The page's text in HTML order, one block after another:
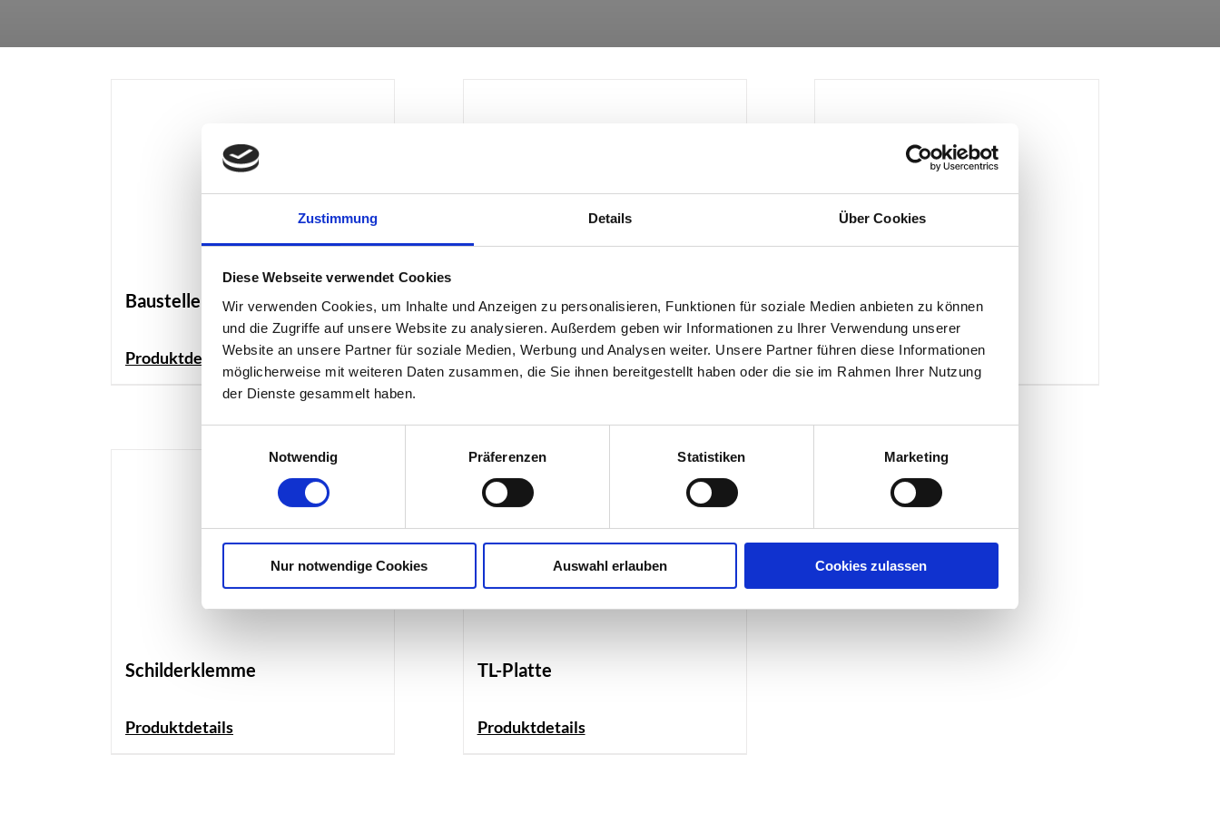
Zustimmung Details Über Cookies
Diese Webseite verwendet Cookies
Wir verwenden Cookies, um Inhalte und Anzeigen zu personalisieren, Funktionen für soziale Medien anbieten zu können
und die Zugriffe auf unsere Website zu analysieren. Außerdem geben wir Informationen zu Ihrer Verwendung unserer
Website an unsere Partner für soziale Medien, Werbung und Analysen weiter. Unsere Partner führen diese Informationen
möglicherweise mit weiteren Daten zusammen, die Sie ihnen bereitgestellt haben oder die sie im Rahmen Ihrer Nutzung
der Dienste gesammelt haben.
Notwendig
Präferenzen Statistiken Marketing
Nur notwendige Cookies Auswahl erlauben Cookies zulassen
Baustellenbeleuchtung
Produktdetails
Schilderklemme mit Ösen
Produktdetails
Schaftrohr
Produktdetails
Schilderklemme
Produktdetails
TL-Platte
Produktdetails